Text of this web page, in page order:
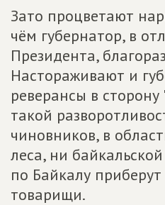
Зато процветают
чём губернатор, в
Президента,
Настораживают и
реверансы в сторону
такой
чиновников, в
леса, ни
по Байкалу
товарищи.